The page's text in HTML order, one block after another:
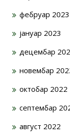
фебруар 2023
јануар 2023
децембар
новембар
октобар 2022
септембар
август 2022